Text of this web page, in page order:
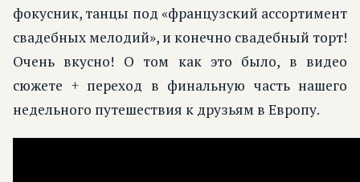
фокусник, танцы под «французский ассортимент
свадебных мелодий», и конечно свадебный торт!
Очень вкусно! О том как это было, в видео
сюжете + переход в финальную часть нашего
недельного путешествия к друзьям в Европу.